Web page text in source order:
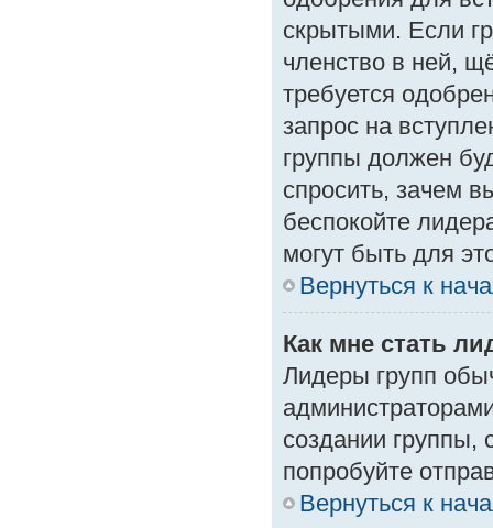
скрытыми. Если
членство в ней,
требуется
запрос на
группы должен
спросить, зачем
беспокойте
могут быть для
Вернуться к
Как мне стать
Лидеры групп
создании группы,
попробуйте
Вернуться к